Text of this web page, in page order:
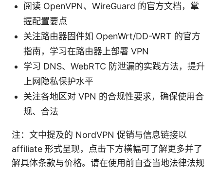
阅读 OpenVPN、WireGuard 的官方文档，掌
握配置要点
关注路由器固件如 OpenWrt/DD-WRT 的官方
指南，学习在路由器上部署 VPN
学习 DNS、WebRTC 防泄漏的实践方法，提升
上网隐私保护水平
关注各地区对 VPN 的合规性要求，确保使用合
规、合法
注：文中提及的 NordVPN 促销与信息链接以
affiliate 形式呈现，点击下方横幅可了解更多并了
解具体条款与价格。请在使用前自查当地法律法规